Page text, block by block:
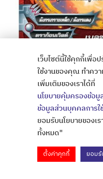
เว็บไซต์นี้ใช้คุกกี้เพื่อ
ใช้งานของคุณ ทำควา
เพิ่มเติมของเราได้ที่
นโยบายคุ้มครองข้อ
ข้อมูลส่วนบุคคลการ
ยอมรับนโยบายของเ
ทั้งหมด"
ตั้งค่าคุกกี้ ยอม